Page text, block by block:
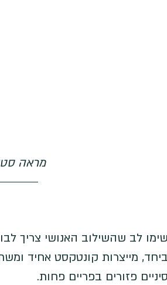
מראה
שימו לב שהשילוב האנושי צריך
סיניים פזורים בפריים פחות.